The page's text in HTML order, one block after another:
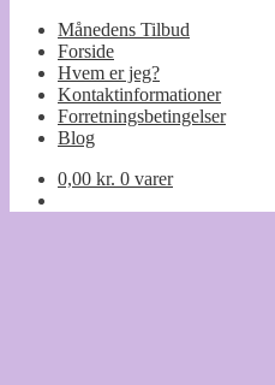
Månedens Tilbud
Forside
Hvem er jeg?
Kontaktinformationer
Forretningsbetingelser
Blog
0,00 kr. 0 varer